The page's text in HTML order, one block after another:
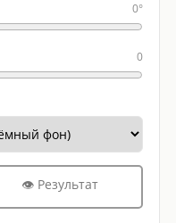
0°
0
👁 Результат